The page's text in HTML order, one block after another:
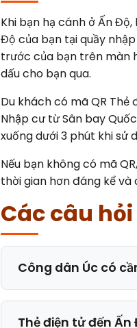
Khi bạn hạ cánh ở Ấn
Độ của bạn tại quầy
trước của bạn trên màn
dấu cho bạn qua.
Du khách có mã QR Thẻ
Nhập cư từ Sân bay
xuống dưới 3 phút khi sử
Nếu bạn không có mã
thời gian hơn đáng kể
Các câu
Công dân Úc có
Thẻ điện tử đến